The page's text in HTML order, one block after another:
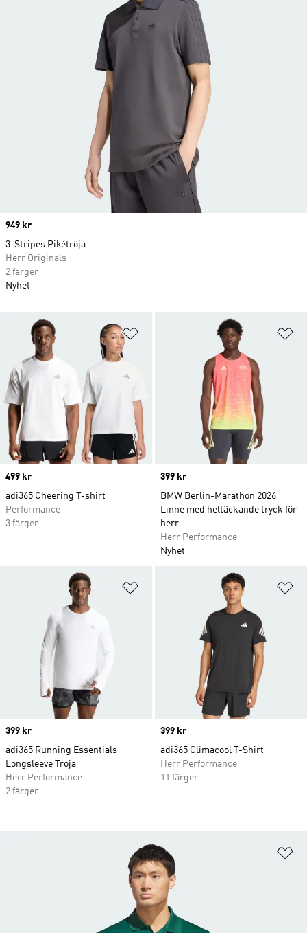
Lägg till på önskelistan
Price
499 kr
adi365 Cheering T-shirt
Performance
3 färger
Price
399 kr
BMW Berlin-Marathon 2026
Linne med heltäckande tryck för
herr
Herr Performance
Nyhet
Lägg till på önskelistan
Price
399 kr
adi365 Running Essentials
Longsleeve Tröja
Herr Performance
2 färger
Price
399 kr
adi365 Climacool T-Shirt
Herr Performance
11 färger
Price
949 kr
3-Stripes Pikétröja
Herr Originals
2 färger
Nyhet